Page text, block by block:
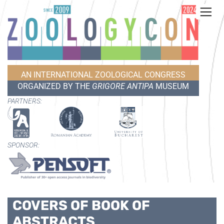
AN INTERNATIONAL ZOOLOGICAL CONGRESS
ORGANIZED BY THE GRIGORE ANTIPA MUSEUM
PARTNERS:
SPONSOR:
COVERS OF BOOK OF